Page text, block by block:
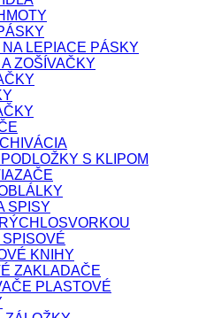
LEPIACE PÁSKY
ZOŠÍVAČKY
S KLIPOM
SPISY
KNIHY
ZAKLADAČE
PLASTOVÉ